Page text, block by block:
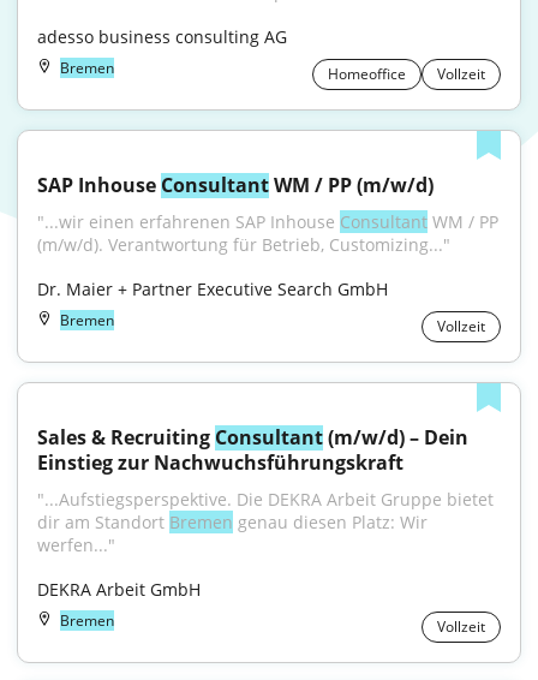
adesso business consulting AG
Bremen Homeoffice Vollzeit
SAP Inhouse Consultant WM / PP (m/w/d)
"...wir einen erfahrenen SAP Inhouse Consultant WM / PP
(m/w/d). Verantwortung für Betrieb, Customizing..."
Dr. Maier + Partner Executive Search GmbH
Bremen Vollzeit
Sales & Recruiting Consultant (m/w/d) – Dein
Einstieg zur Nachwuchsführungskraft
"...Aufstiegsperspektive. Die DEKRA Arbeit Gruppe bietet
dir am Standort Bremen genau diesen Platz: Wir
werfen..."
DEKRA Arbeit GmbH
Bremen Vollzeit